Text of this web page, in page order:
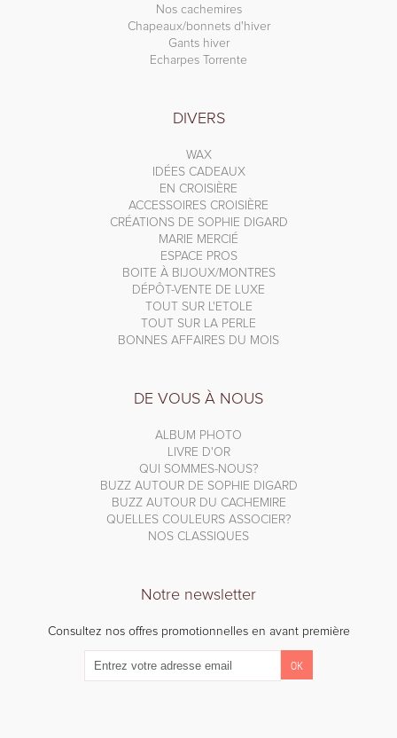
Nos cachemires
Chapeaux/bonnets d'hiver
Gants hiver
Echarpes Torrente
DIVERS
WAX
IDÉES CADEAUX
EN CROISIÈRE
ACCESSOIRES CROISIÈRE
CRÉATIONS DE SOPHIE DIGARD
MARIE MERCIÉ
ESPACE PROS
BOITE À BIJOUX/MONTRES
DÉPÔT-VENTE DE LUXE
TOUT SUR L'ETOLE
TOUT SUR LA PERLE
BONNES AFFAIRES DU MOIS
DE VOUS À NOUS
ALBUM PHOTO
LIVRE D'OR
QUI SOMMES-NOUS?
BUZZ AUTOUR DE SOPHIE DIGARD
BUZZ AUTOUR DU CACHEMIRE
QUELLES COULEURS ASSOCIER?
NOS CLASSIQUES
Notre newsletter
Consultez nos offres promotionnelles en avant première